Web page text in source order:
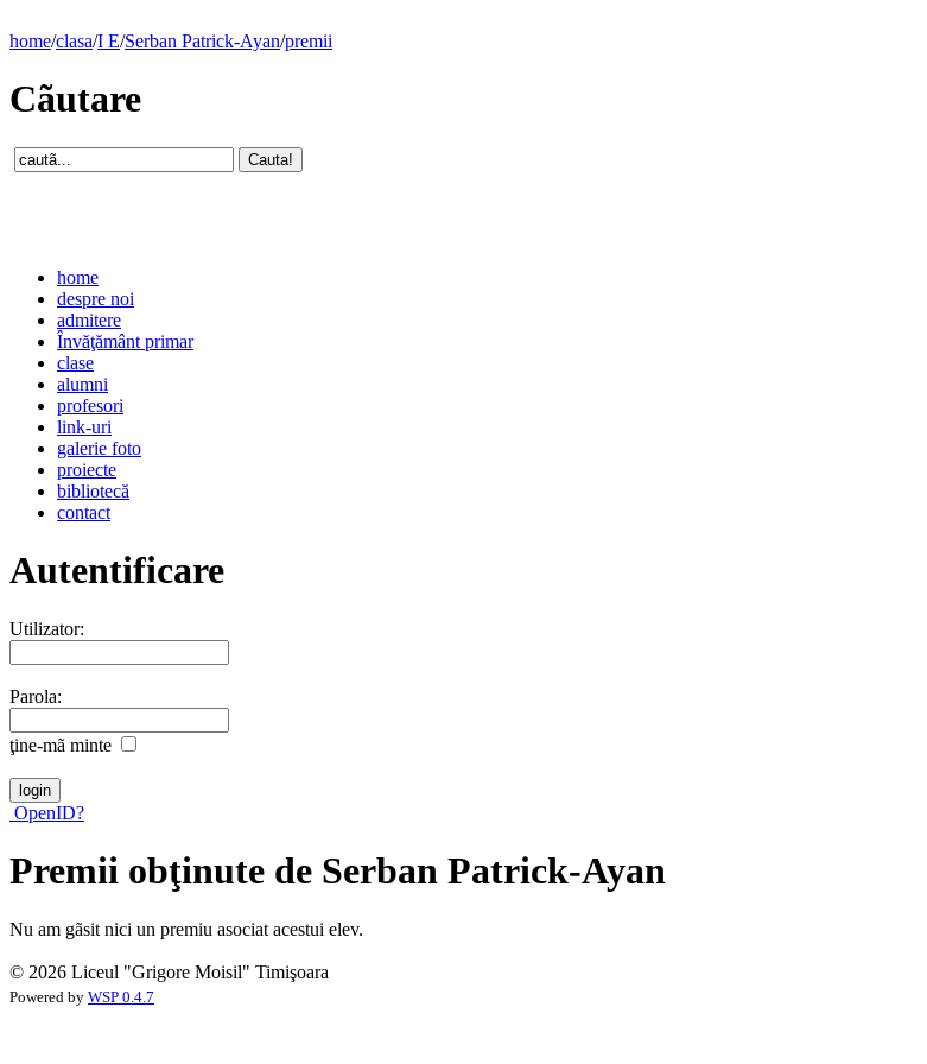
home/clasa/I E/Serban Patrick-Ayan/premii
Cãutare
home
despre noi
admitere
Învăţământ primar
clase
alumni
profesori
link-uri
galerie foto
proiecte
bibliotecă
contact
Autentificare
Utilizator:
Parola:
ţine-mã minte
OpenID?
Premii obţinute de Serban Patrick-Ayan
Nu am gãsit nici un premiu asociat acestui elev.
© 2026 Liceul "Grigore Moisil" Timişoara
Powered by WSP 0.4.7